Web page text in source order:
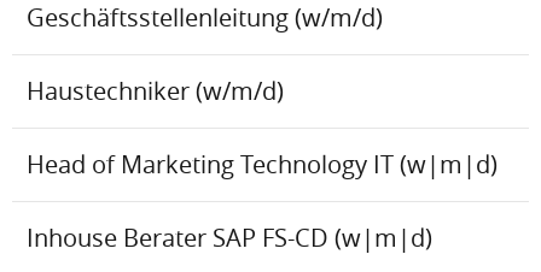
Geschäftsstellenleitung (w/m/d)
Haustechniker (w/m/d)
Head of Marketing Technology IT (w|m|d)
Inhouse Berater SAP FS-CD (w|m|d)